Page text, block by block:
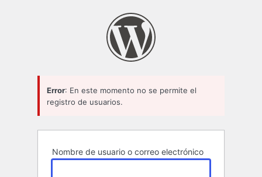
Error: En este momento no se permite el
registro de usuarios.
Nombre de usuario o correo electrónico